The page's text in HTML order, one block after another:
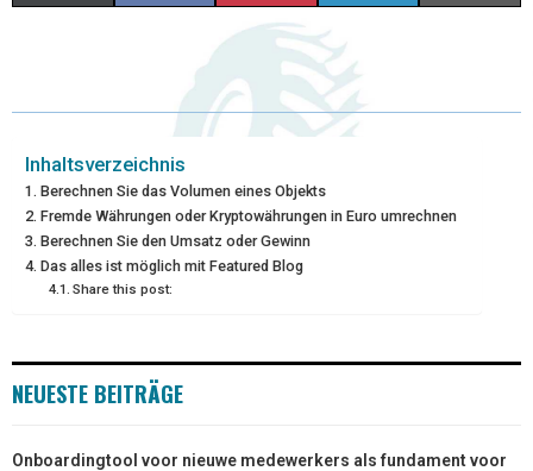
W
T
T
E
)
E
O
O
I
N
T
R
E
K I
Inhaltsverzeichnis
Berechnen Sie das Volumen eines Objekts
Fremde Währungen oder Kryptowährungen in Euro umrechnen
Berechnen Sie den Umsatz oder Gewinn
Das alles ist möglich mit Featured Blog
Share this post:
NEUESTE BEITRÄGE
Onboardingtool voor nieuwe medewerkers als fundament voor